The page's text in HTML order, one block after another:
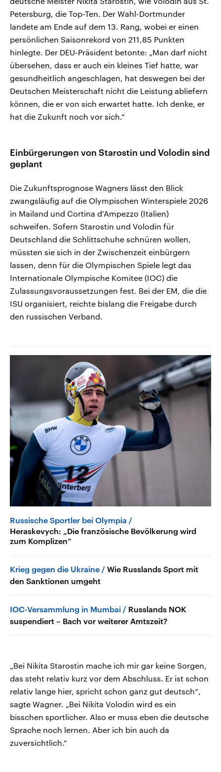
Petersburg, die Top-Ten. Der Wahl-Dortmunder
landete am Ende auf dem 13. Rang, wobei er einen
persönlichen Saisonrekord von 211,85 Punkten
hinlegte. Der DEU-Präsident betonte: „Man darf nicht
übersehen, dass er auch ein kleines Tief hatte, war
gesundheitlich angeschlagen, hat deswegen bei der
Deutschen Meisterschaft nicht die Leistung abliefern
können, die er von sich erwartet hatte. Ich denke, er
hat die Zukunft noch vor sich.“
Einbürgerungen von Starostin und Volodin sind
geplant
Die Zukunftsprognose Wagners lässt den Blick
zwangsläufig auf die Olympischen Winterspiele 2026
in Mailand und Cortina d'Ampezzo (Italien)
schweifen. Sofern Starostin und Volodin für
Deutschland die Schlittschuhe schnüren wollen,
müssten sie sich in der Zwischenzeit einbürgern
lassen, denn für die Olympischen Spiele legt das
Internationale Olympische Komitee (IOC) die
Zulassungsvoraussetzungen fest. Bei der EM, die die
ISU organisiert, reichte bislang die Freigabe durch
den russischen Verband.
Russische Sportler bei Olympia
Heraskevych: „Die französische Bevölkerung wird
zum Komplizen“
Krieg gegen die Ukraine
Wie Russlands Sport mit
den Sanktionen umgeht
IOC-Versammlung in Mumbai
Russlands NOK
suspendiert – Bach vor weiterer Amtszeit?
„Bei Nikita Starostin mache ich mir gar keine Sorgen,
das steht relativ kurz vor dem Abschluss. Er ist schon
relativ lange hier, spricht schon ganz gut deutsch“,
sagte Wagner. „Bei Nikita Volodin wird es ein
bisschen sportlicher. Also er muss eben die deutsche
Sprache noch lernen. Aber ich bin auch da
zuversichtlich.“